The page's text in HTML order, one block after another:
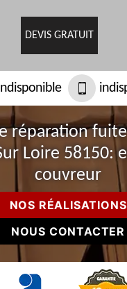
DEVIS GRATUIT
réparation
Loire 58150:
couvreur
NOS RÉALISATIONS
NOUS CONTACTER